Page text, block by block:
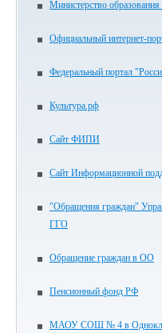
Министерство
Официальный интернет-
Федеральный портал
Культура.рф
Сайт ФИПИ
Сайт Информационной
"Обращения граждан"
ГГО
Обращение граждан в ОО
Пенсионный фонд РФ
МАОУ СОШ № 4 в